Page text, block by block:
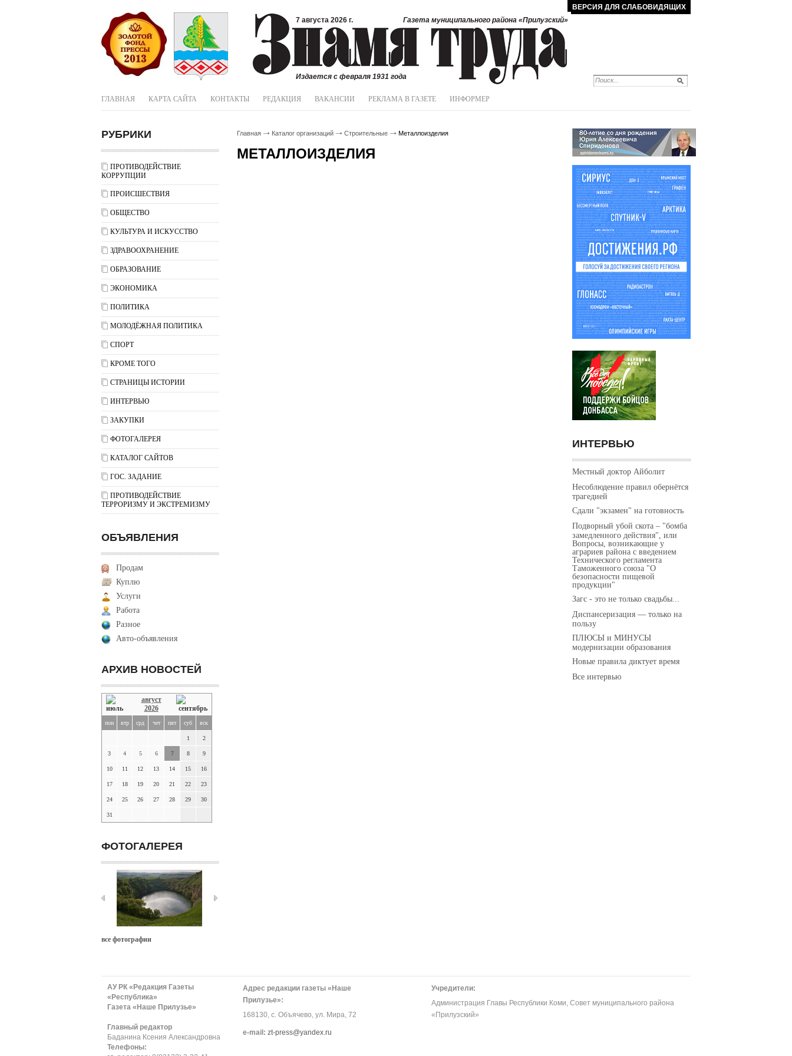
ВЕРСИЯ ДЛЯ СЛАБОВИДЯЩИХ
7 августа 2026 г.
Газета муниципального района «Прилузский»
Издается с февраля 1931 года
ГЛАВНАЯ КАРТА САЙТА КОНТАКТЫ РЕДАКЦИЯ ВАКАНСИИ РЕКЛАМА В ГАЗЕТЕ ИНФОРМЕР
РУБРИКИ
ПРОТИВОДЕЙСТВИЕ
КОРРУПЦИИ
ПРОИСШЕСТВИЯ
ОБЩЕСТВО
КУЛЬТУРА И ИСКУССТВО
ЗДРАВООХРАНЕНИЕ
ОБРАЗОВАНИЕ
ЭКОНОМИКА
ПОЛИТИКА
МОЛОДЁЖНАЯ ПОЛИТИКА
СПОРТ
КРОМЕ ТОГО
СТРАНИЦЫ ИСТОРИИ
ИНТЕРВЬЮ
ЗАКУПКИ
ФОТОГАЛЕРЕЯ
КАТАЛОГ САЙТОВ
ГОС. ЗАДАНИЕ
ПРОТИВОДЕЙСТВИЕ
ТЕРРОРИЗМУ И ЭКСТРЕМИЗМУ
ОБЪЯВЛЕНИЯ
Продам
Куплю
Услуги
Работа
Разное
Авто-объявления
АРХИВ НОВОСТЕЙ
август
2026
пон втр срд чет пят суб вск
1 2
3 4 5 6 7 8 9
10 11 12 13 14 15 16
17 18 19 20 21 22 23
24 25 26 27 28 29 30
31
ФОТОГАЛЕРЕЯ
все фотографии
Главная Каталог организаций Строительные Металлоизделия
МЕТАЛЛОИЗДЕЛИЯ
ИНТЕРВЬЮ
Местный доктор Айболит
Несоблюдение правил обернётся
трагедией
Сдали "экзамен" на готовность
Подворный убой скота – "бомба
замедленного действия", или
Вопросы, возникающие у
аграриев района с введением
Технического регламента
Таможенного союза "О
безопасности пищевой
продукции"
Загс - это не только свадьбы...
Диспансеризация — только на
пользу
ПЛЮСЫ и МИНУСЫ
модернизации образования
Новые правила диктует время
Все интервью
АУ РК «Редакция Газеты
«Республика»
Газета «Наше Прилузье»
Главный редактор
Баданина Ксения Александровна
Телефоны:
Адрес редакции газеты «Наше
Прилузье»:
168130, с. Объячево, ул. Мира, 72
е-mail: zt-press@yandex.ru
Учредители:
Администрация Главы Республики Коми, Совет муниципального района
«Прилузский»